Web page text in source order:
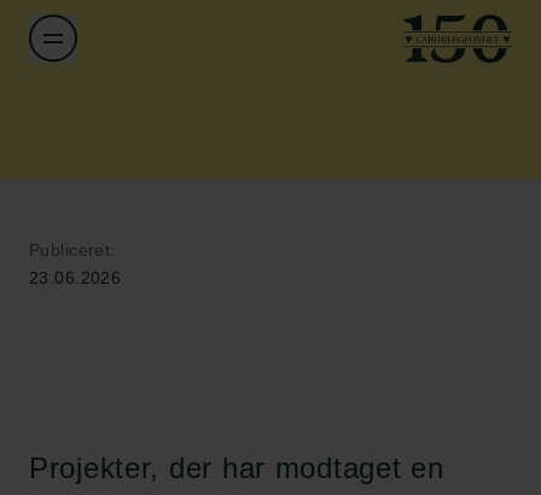
Publiceret:
23.06.2026
Projekter, der har modtaget en